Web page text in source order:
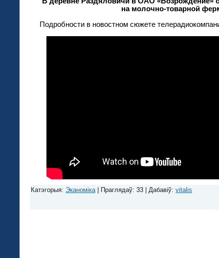
на молочно-товарной
Подробности в новостном сюжете
Катэгорыя: Эканоміка | Праглядаў: 33 | Дабавіў: vitalis